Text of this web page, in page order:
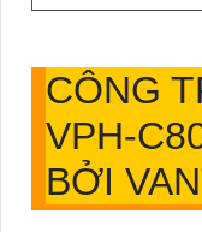
CÔNG
VPH-
BỞI